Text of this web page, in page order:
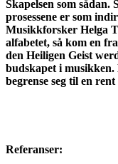
Skapelsen som sådan.
prosessene er som
Musikkforsker Helga
alfabetet, så kom en
den Heiligen Geist
budskapet i musikken.
begrense seg til en
Referanser: